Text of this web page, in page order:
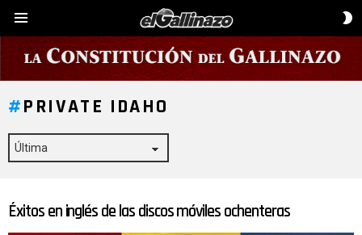
PRIVATE IDAHO
ÚLTIMAS
HISTORIAS
Éxitos en inglés de las discos móviles ochenteras